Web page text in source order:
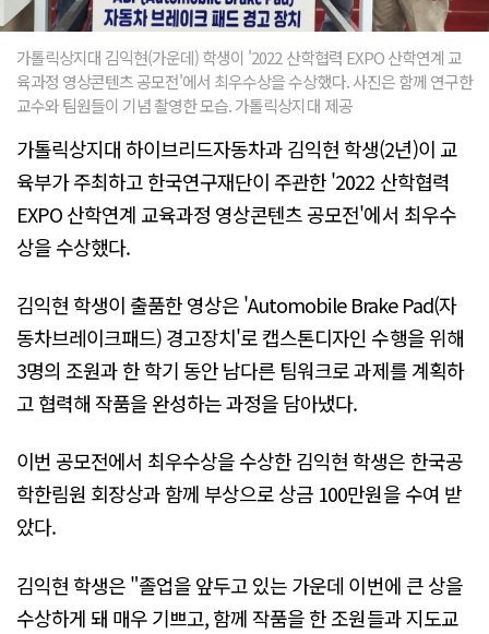
가톨릭상지대 김익현(가운데) 학생이 '2022 산학협력 EXPO 산학연계 교
육과정 영상콘텐츠 공모전'에서 최우수상을 수상했다. 사진은 함께 연구한
교수와 팀원들이 기념 촬영한 모습. 가톨릭상지대 제공
가톨릭상지대 하이브리드자동차과 김익현 학생(2년)이 교
육부가 주최하고 한국연구재단이 주관한 '2022 산학협력
EXPO 산학연계 교육과정 영상콘텐츠 공모전'에서 최우수
상을 수상했다.
김익현 학생이 출품한 영상은 'Automobile Brake Pad(자
동차브레이크패드) 경고장치'로 캡스톤디자인 수행을 위해
3명의 조원과 한 학기 동안 남다른 팀워크로 과제를 계획하
고 협력해 작품을 완성하는 과정을 담아냈다.
이번 공모전에서 최우수상을 수상한 김익현 학생은 한국공
학한림원 회장상과 함께 부상으로 상금 100만원을 수여 받
았다.
김익현 학생은 "졸업을 앞두고 있는 가운데 이번에 큰 상을
수상하게 돼 매우 기쁘고, 함께 작품을 한 조원들과 지도교